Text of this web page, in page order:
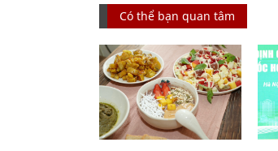
Có thể bạn quan tâm